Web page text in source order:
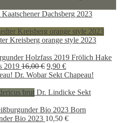
Dachsberg 2023
Kreisberg orange style 2023
Frölich Hake
2019 16,00€ Ursprünglicher
Preis
16,00 €
9,90 €Aktueller
Preis
9,90 €.
Dr. Wobar Sekt Chapeau!
Dr. Lindicke Sekt
Born
Bio 2023 10,50 €